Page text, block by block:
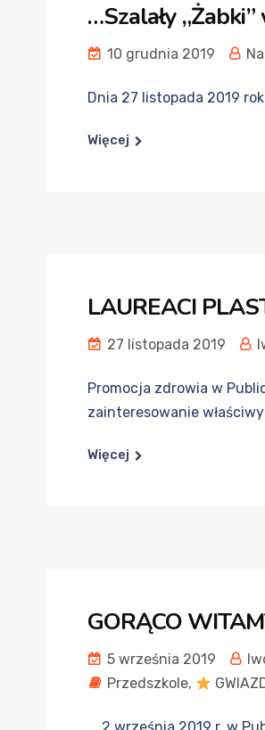
…Szalały
10 grudnia 2019
Dnia 27 listopada 2019
Więcej
LAUREACI
27 listopada 2019
Promocja zdrowia w
zainteresowanie
Więcej
GORĄCO
5 września 2019
Przedszkole,